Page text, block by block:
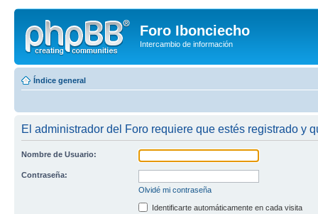
Foro Ibonciecho
Intercambio de información
Índice general
El administrador del Foro requiere que estés registrado y
Nombre de Usuario:
Contraseña:
Olvidé mi contraseña
Identificarte automáticamente en cada visita